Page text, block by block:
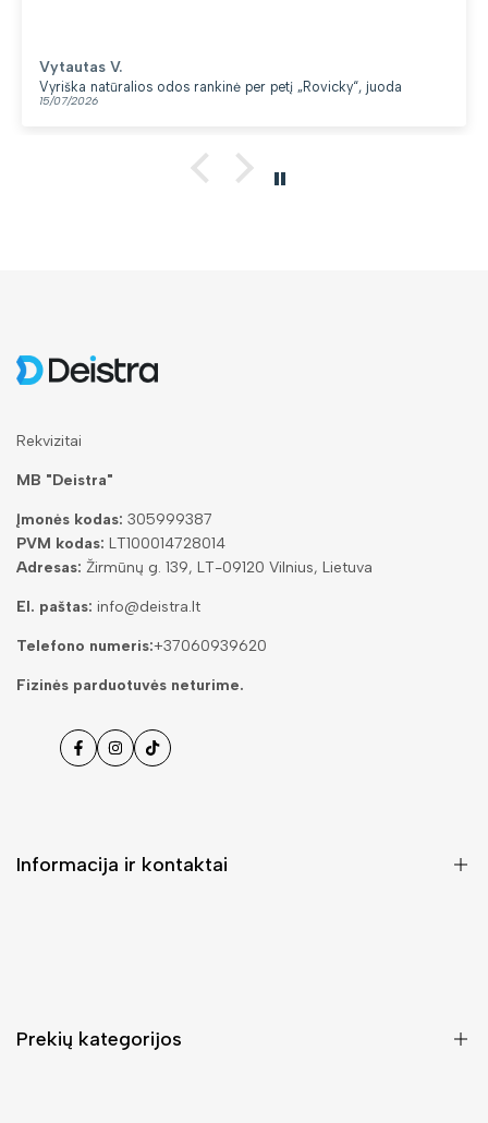
V.
natūralios odos rankinė per petį „Rovicky“, juoda
07/2026
Rekvizitai
MB "Deistra"
Įmonės kodas: 305999387
PVM kodas: LT100014728014
Adresas: Žirmūnų g. 139, LT-09120 Vilnius, Lietuva
El. paštas: info@deistra.lt
Telefono numeris:+37060939620
Fizinės parduotuvės neturime.
FacebookInstagramas
Tiktok
Informacija ir kontaktai
Prekių kategorijos